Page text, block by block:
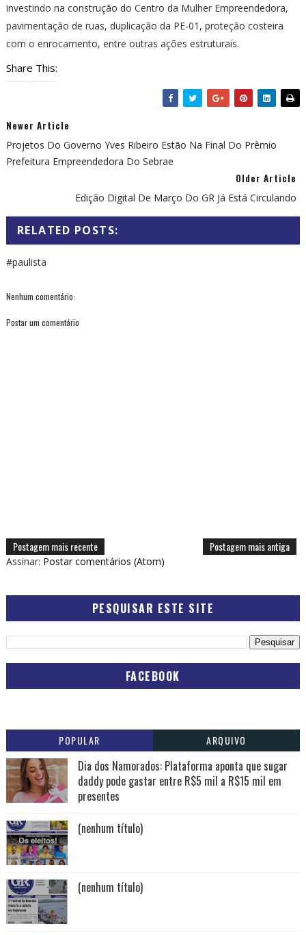
investindo na construção do Centro da Mulher Empreendedora,
pavimentação de ruas, duplicação da PE-01, proteção costeira
com o enrocamento, entre outras ações estruturais.
Share This:
Newer Article
Projetos Do Governo Yves Ribeiro Estão Na Final Do Prêmio
Prefeitura Empreendedora Do Sebrae
Older Article
Edição Digital De Março Do GR Já Está Circulando
RELATED POSTS:
#paulista
Nenhum comentário:
Postar um comentário
Postagem mais recente Postagem mais antiga
Assinar: Postar comentários (Atom)
PESQUISAR ESTE SITE
FACEBOOK
POPULAR ARQUIVO
Dia dos Namorados: Plataforma aponta que sugar
daddy pode gastar entre R$5 mil a R$15 mil em
presentes
(nenhum título)
(nenhum título)